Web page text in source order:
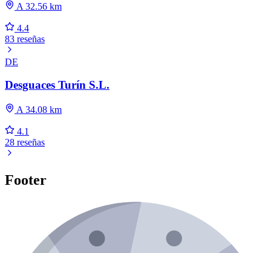
A 32.56 km
4.4
83 reseñas
DE
Desguaces Turín S.L.
A 34.08 km
4.1
28 reseñas
Footer